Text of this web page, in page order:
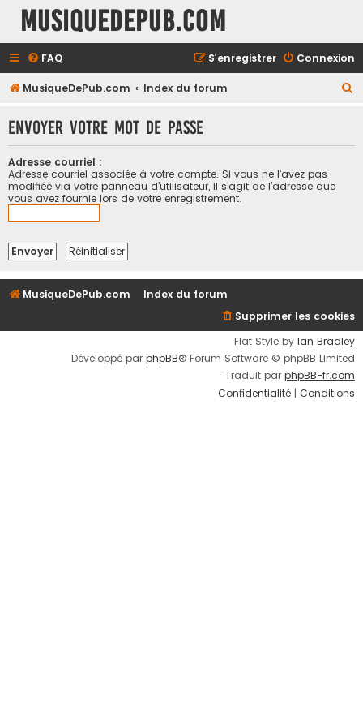
MusiqueDePub.com
FAQ Connexion
S’enregistrer
MusiqueDePub.com Index du forum
h
r
Envoyer votre mot de passe
Adresse courriel :
Adresse courriel associée à votre compte. Si vous ne l’avez pas
modifiée via votre panneau d’utilisateur, il s’agit de l’adresse que
vous avez fournie lors de votre enregistrement.
MusiqueDePub.com
Index du forum
Supprimer les cookies
Flat Style by Ian Bradley
Développé par phpBB® Forum Software © phpBB Limited
Traduit par phpBB-fr.com
Confidentialité | Conditions